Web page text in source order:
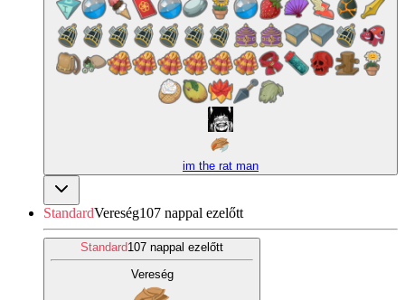
im the rat man
StandardVereség107 nappal ezelőtt
Standard107 nappal ezelőtt
Vereség